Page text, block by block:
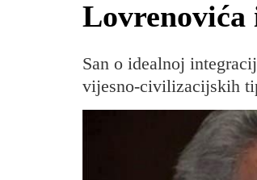
Lovrenovića
San o idealnoj
vijesno-civilizacijskih